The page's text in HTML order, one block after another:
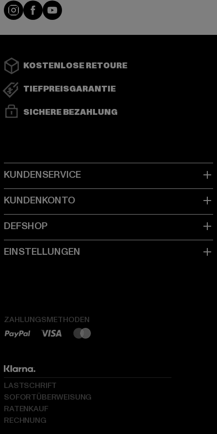
Instagram
FacebookYouTube
KOSTENLOSE RETOURE
TIEFPREISGARANTIE
SICHERE BEZAHLUNG
ZAHLUNGSMETHODEN
LASTSCHRIFT
SOFORTÜBERWEISUNG
RATENKAUF
RECHNUNG